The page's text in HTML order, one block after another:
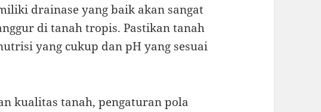
drainase yang baik akan sangat
di tanah tropis. Pastikan tanah
yang cukup dan pH yang sesuai
kualitas tanah, pengaturan pola